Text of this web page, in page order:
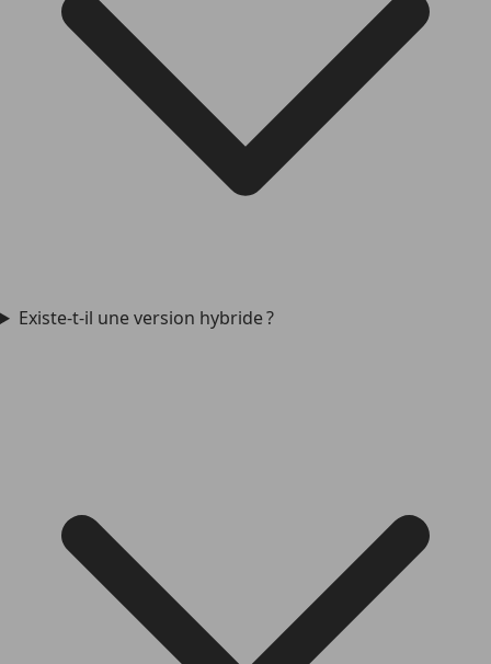
Existe-t-il une version hybride ?